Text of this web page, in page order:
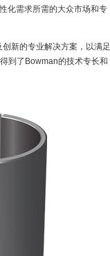
化需求所需的大众市场和专
新的专业解决方案，以满足
到了Bowman的技术专长和